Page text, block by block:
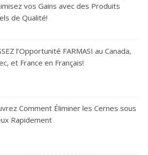
vos Gains avec des Produits
de Qualité!
l’Opportunité FARMASI au Canada,
et France en Français!
Comment Éliminer les Cernes sous
Rapidement